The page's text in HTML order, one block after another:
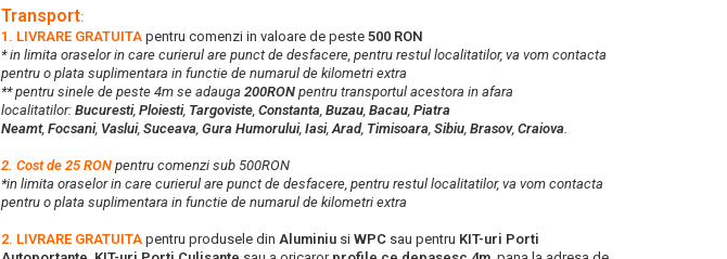
Transport:
1. LIVRARE GRATUITA pentru comenzi in valoare de peste 500 RON
* in limita oraselor in care curierul are punct de desfacere, pentru restul localitatilor, va vom contacta
pentru o plata suplimentara in functie de numarul de kilometri extra
** pentru sinele de peste 4m se adauga 200RON pentru transportul acestora in afara
localitatilor: Bucuresti, Ploiesti, Targoviste, Constanta, Buzau, Bacau, Piatra
Neamt, Focsani, Vaslui, Suceava, Gura Humorului, Iasi,Arad, Timisoara, Sibiu, Brasov, Craiova.
2. Cost de 25 RON pentru comenzi sub 500RON
*in limita oraselor in care curierul are punct de desfacere, pentru restul localitatilor, va vom contacta
pentru o plata suplimentara in functie de numarul de kilometri extra
2. LIVRARE GRATUITA pentru produsele din Aluminiu si WPC sau pentru KIT-uri Porti